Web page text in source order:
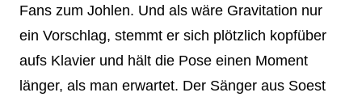
Fans zum Johlen. Und als wäre Gravitation nur
ein Vorschlag, stemmt er sich plötzlich kopfüber
aufs Klavier und hält die Pose einen Moment
länger, als man erwartet. Der Sänger aus Soest